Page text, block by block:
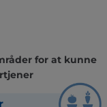
for at kunne